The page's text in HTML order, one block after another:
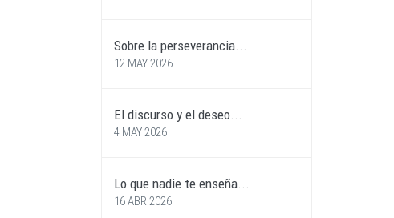
Sobre la perseverancia...
12 MAY 2026
El discurso y el deseo...
4 MAY 2026
Lo que nadie te enseña...
16 ABR 2026